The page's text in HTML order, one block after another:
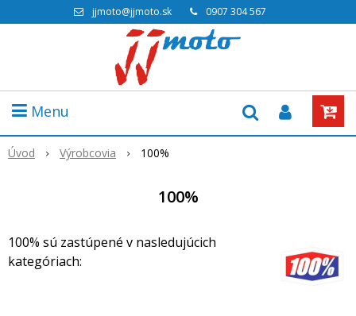
jjmoto@jjmoto.sk 0907 304 567
Menu
Úvod Výrobcovia 100%
100%
100% sú zastúpené v nasledujúcich
kategóriach: